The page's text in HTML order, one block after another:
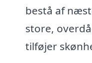
bestå af
store,
tilføjer